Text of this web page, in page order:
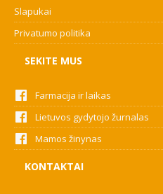
Slapukai
Privatumo politika
SEKITE MUS
Farmacija ir laikas
Lietuvos gydytojo žurnalas
Mamos žinynas
KONTAKTAI